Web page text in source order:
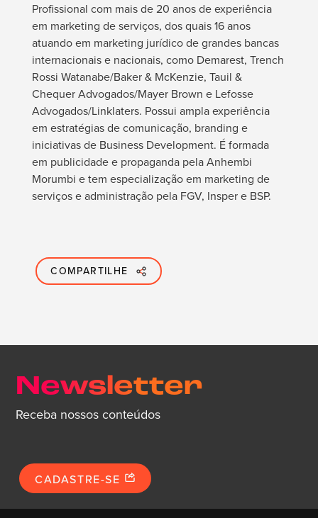
Profissional com mais de 20 anos de experiência
em marketing de serviços, dos quais 16 anos
atuando em marketing jurídico de grandes bancas
internacionais e nacionais, como Demarest, Trench
Rossi Watanabe/Baker & McKenzie, Tauil &
Chequer Advogados/Mayer Brown e Lefosse
Advogados/Linklaters. Possui ampla experiência
em estratégias de comunicação, branding e
iniciativas de Business Development. É formada
em publicidade e propaganda pela Anhembi
Morumbi e tem especialização em marketing de
serviços e administração pela FGV, Insper e BSP.
COMPARTILHE
Newsletter
Receba nossos conteúdos
CADASTRE-SE